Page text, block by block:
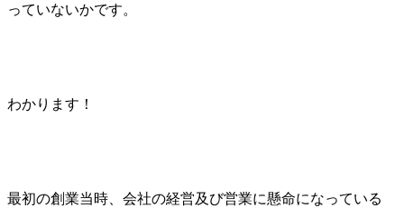
っていないかです。
わかります！
最初の創業当時、会社の経営及び営業に懸命になっている